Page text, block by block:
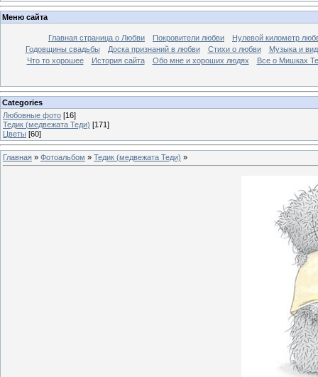
Меню сайта
Главная страница о Любви Покровители любви
Нулевой километр
Годовщины свадьбы
Доска признаний в любви Стихи о любви
Музыка и
Что то хорошее
История сайта Обо мне и хороших людях Все о Мишках
Categories
Любовные фото [16]
Тедик (медвежата Теди) [171]
Цветы [60]
Главная » Фотоальбом » Тедик (медвежата Теди) »